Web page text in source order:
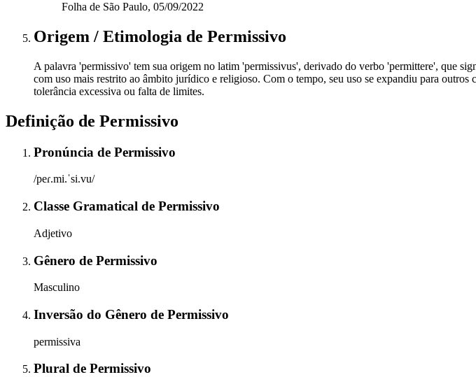
Folha de São Paulo, 05/09/2022
Origem / Etimologia de Permissivo
A palavra 'permissivo' tem sua origem no latim 'permissivus', derivado do verbo 'permittere', que
com uso mais restrito ao âmbito jurídico e religioso. Com o tempo, seu uso se expandiu para
tolerância excessiva ou falta de limites.
Definição de Permissivo
Pronúncia de Permissivo
/peɾ.mi.ˈsi.vu/
Classe Gramatical de Permissivo
Adjetivo
Gênero de Permissivo
Masculino
Inversão do Gênero de Permissivo
permissiva
Plural de Permissivo